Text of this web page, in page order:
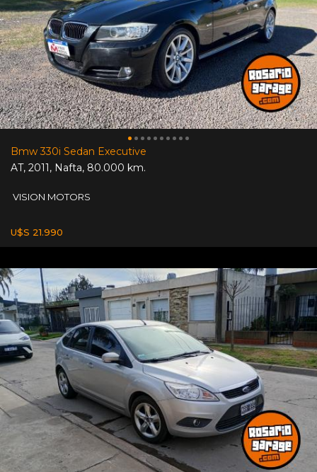
Bmw 330i Sedan Executive
AT, 2011, Nafta, 80.000 km.
VISION MOTORS
U$S 21.990